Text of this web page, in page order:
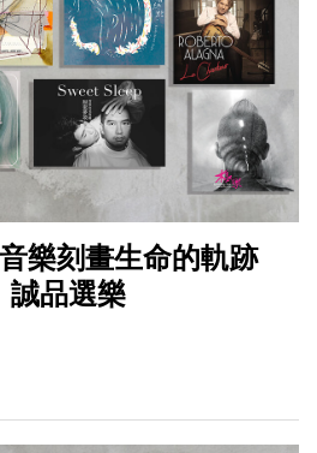
樂刻畫生命的軌跡
誠品選樂